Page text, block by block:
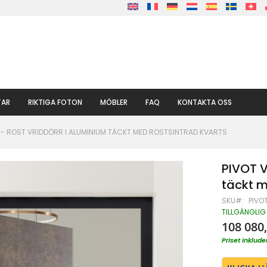
RIKTIGA FOTON MÖBLER FAQ KONTAKTA OSS
ROST VRIDDÖRR I ALUMINIUM TÄCKT MED ROSTSINTRAD KVARTS
PIVOT
täckt
SKU
108
Priset